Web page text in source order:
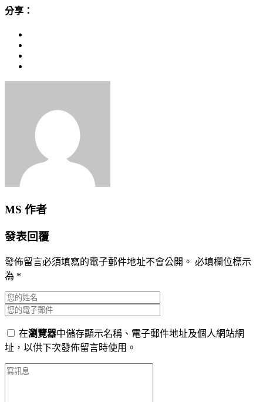
分享：
MS 作者
發表回覆
發佈留言必須填寫的電子郵件地址不會公開。 必填欄位標示
為 *
在瀏覽器中儲存顯示名稱、電子郵件地址及個人網站網
址，以供下次發佈留言時使用。